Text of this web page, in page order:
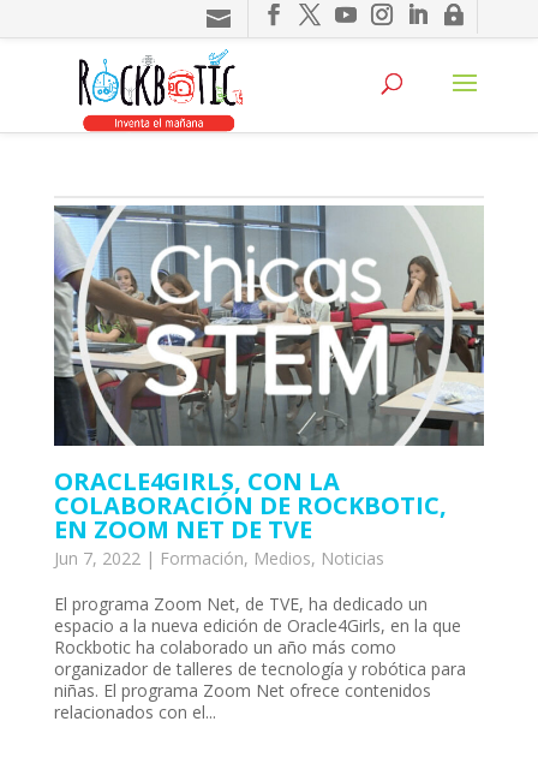
ORACLE4GIRLS, CON LA
COLABORACIÓN DE ROCKBOTIC,
EN ZOOM NET DE TVE
Jun 7, 2022 | Formación, Medios, Noticias
El programa Zoom Net, de TVE, ha dedicado un
espacio a la nueva edición de Oracle4Girls, en la que
Rockbotic ha colaborado un año más como
organizador de talleres de tecnología y robótica para
niñas. El programa Zoom Net ofrece contenidos
relacionados con el...